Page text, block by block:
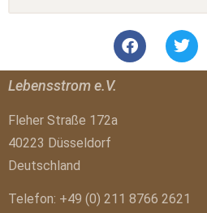
Lebensstrom e.V.
Fleher Straße 172a
40223 Düsseldorf
Deutschland
Telefon: +49 (0) 211 8766 2621